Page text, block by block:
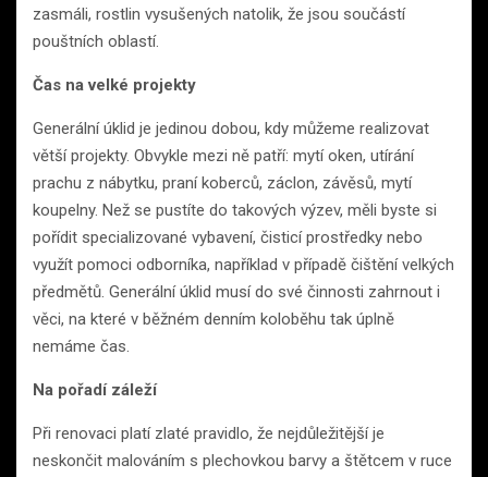
zasmáli, rostlin vysušených natolik, že jsou součástí
pouštních oblastí.
Čas na velké projekty
Generální úklid je jedinou dobou, kdy můžeme realizovat
větší projekty. Obvykle mezi ně patří: mytí oken, utírání
prachu z nábytku, praní koberců, záclon, závěsů, mytí
koupelny. Než se pustíte do takových výzev, měli byste si
pořídit specializované vybavení, čisticí prostředky nebo
využít pomoci odborníka, například v případě čištění velkých
předmětů. Generální úklid musí do své činnosti zahrnout i
věci, na které v běžném denním koloběhu tak úplně
nemáme čas.
Na pořadí záleží
Při renovaci platí zlaté pravidlo, že nejdůležitější je
neskončit malováním s plechovkou barvy a štětcem v ruce